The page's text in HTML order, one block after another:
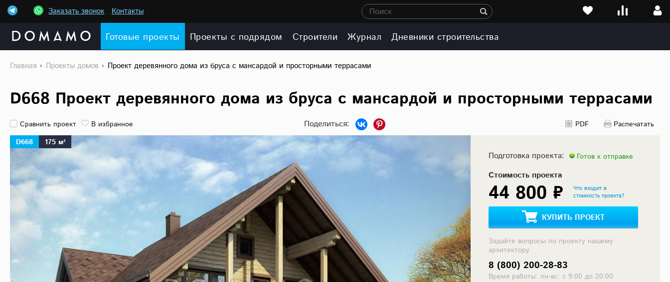
Заказать звонок Контакты Поиск
Готовые проекты Проекты с подрядом Строители Журнал Дневники строительства
Главная Проекты домов Проект деревянного дома из бруса с мансардой и просторными террасами
D668 Проект деревянного дома из бруса с мансардой и просторными террасами
Сравнить проект В избранное PDF
Распечатать
D668
175 м²
Подготовка проекта: Готов к отправке
Стоимость проекта
44 800 ₽
Что входит в
стоимость проекта?
КУПИТЬ ПРОЕКТ
Задайте вопросы по проекту нашему
архитектору
8 (800) 200-28-83
Время работы: пн-вс: с 9:00 до 20:00